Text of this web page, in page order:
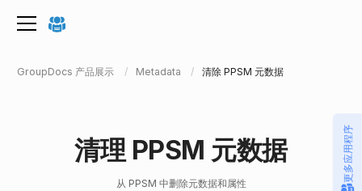
GroupDocs 产品展示 Metadata 清除 PPSM 元数据
清理 PPSM 元数据
从 PPSM 中删除元数据和属性
更多应用程序